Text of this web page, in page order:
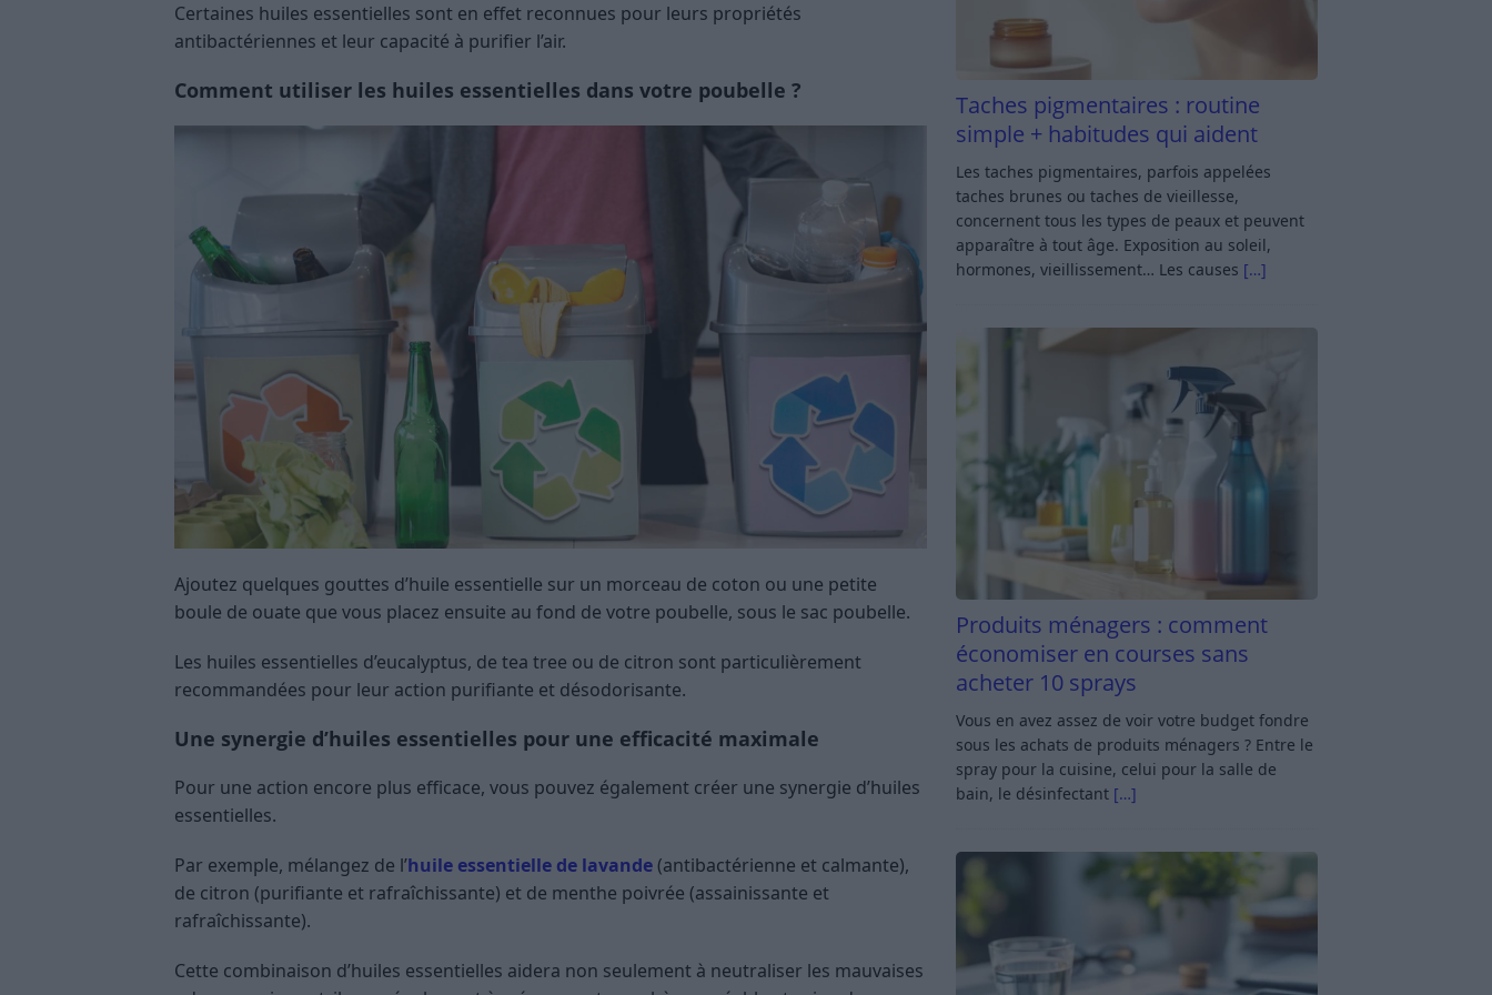
Certaines huiles essentielles sont en effet reconnues pour leurs propriétés
antibactériennes et leur capacité à purifier l’air.
Comment utiliser les huiles essentielles dans votre poubelle ?
Ajoutez quelques gouttes d’huile essentielle sur un morceau de coton ou une petite
boule de ouate que vous placez ensuite au fond de votre poubelle, sous le sac poubelle.
Les huiles essentielles d’eucalyptus, de tea tree ou de citron sont particulièrement
recommandées pour leur action purifiante et désodorisante.
Une synergie d’huiles essentielles pour une efficacité maximale
Pour une action encore plus efficace, vous pouvez également créer une synergie d’huiles
essentielles.
Par exemple, mélangez de l’huile essentielle de lavande (antibactérienne et calmante),
de citron (purifiante et rafraîchissante) et de menthe poivrée (assainissante et
rafraîchissante).
Cette combinaison d’huiles essentielles aidera non seulement à neutraliser les mauvaises
Taches pigmentaires : routine
simple + habitudes qui aident
Les taches pigmentaires, parfois appelées
taches brunes ou taches de vieillesse,
concernent tous les types de peaux et peuvent
apparaître à tout âge. Exposition au soleil,
hormones, vieillissement… Les causes […]
Produits ménagers : comment
économiser en courses sans
acheter 10 sprays
Vous en avez assez de voir votre budget fondre
sous les achats de produits ménagers ? Entre le
spray pour la cuisine, celui pour la salle de
bain, le désinfectant […]